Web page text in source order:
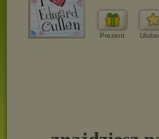
Prezent